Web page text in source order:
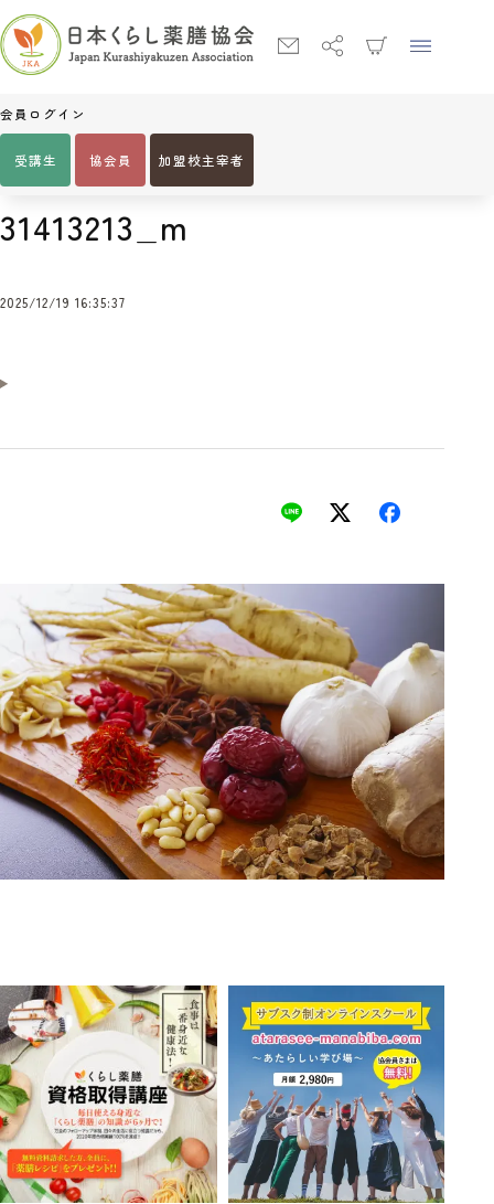
会員ログイン
受講生 協会員 加盟校主宰者
Home 31413213_m
31413213_m
2025/12/19 16:35:37